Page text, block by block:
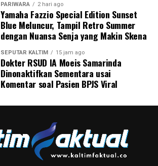
PARIWARA 2 hari ago
Yamaha Fazzio Special Edition Sunset
Blue Meluncur, Tampil Retro Summer
dengan Nuansa Senja yang Makin Skena
SEPUTAR KALTIM 15 jam ago
Dokter RSUD IA Moeis Samarinda
Dinonaktifkan Sementara usai
Komentar soal Pasien BPJS Viral